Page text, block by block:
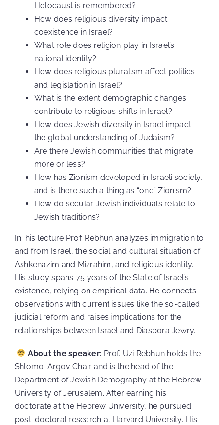
Holocaust is remembered?
How does religious diversity impact
coexistence in Israel?
What role does religion play in Israel’s
national identity?
How does religious pluralism affect politics
and legislation in Israel?
What is the extent demographic changes
contribute to religious shifts in Israel?
How does Jewish diversity in Israel impact
the global understanding of Judaism?
Are there Jewish communities that migrate
more or less?
How has Zionism developed in Israeli society,
and is there such a thing as “one” Zionism?
How do secular Jewish individuals relate to
Jewish traditions?
In his lecture Prof. Rebhun analyzes immigration to
and from Israel, the social and cultural situation of
Ashkenazim and Mizrahim, and religious identity.
His study spans 75 years of the State of Israel’s
existence, relying on empirical data. He connects
observations with current issues like the so-called
judicial reform and raises implications for the
relationships between Israel and Diaspora Jewry.
About the speaker: Prof. Uzi Rebhun holds the
Shlomo-Argov Chair and is the head of the
Department of Jewish Demography at the Hebrew
University of Jerusalem. After earning his
doctorate at the Hebrew University, he pursued
post-doctoral research at Harvard University. His